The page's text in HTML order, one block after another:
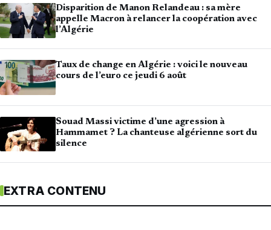
Disparition de Manon Relandeau : sa mère
appelle Macron à relancer la coopération avec
l’Algérie
Taux de change en Algérie : voici le nouveau
cours de l’euro ce jeudi 6 août
Souad Massi victime d’une agression à
Hammamet ? La chanteuse algérienne sort du
silence
EXTRA CONTENU